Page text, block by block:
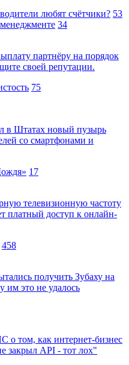
любят счётчики? 53
34
партнёру на порядок
своей репутации.
75
в Штатах новый пузырь
со смартфонами и
17
телевизионную частоту
платный доступ к онлайн-
458
получить Зубаху на
им это не удалось
том, как интернет-бизнес
закрыл API - тот лох"